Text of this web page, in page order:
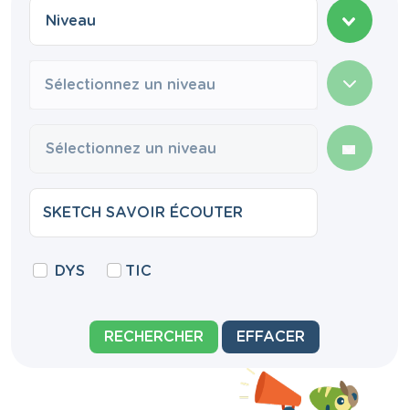
Sélectionnez un niveau
DYS TIC
RECHERCHER EFFACER